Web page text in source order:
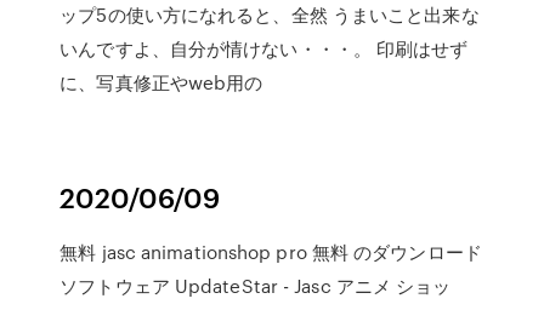
ップ5の使い方になれると、全然 うまいこと出来な
いんですよ、自分が情けない・・・。 印刷はせず
に、写真修正やweb用の
2020/06/09
無料 jasc animationshop pro 無料 のダウンロード
ソフトウェア UpdateStar - Jasc アニメ ショッ